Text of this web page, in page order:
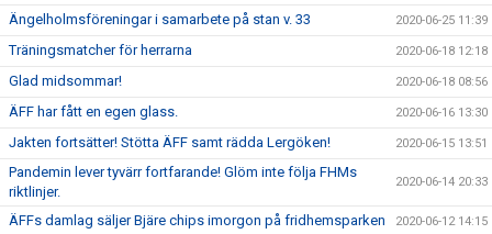
Ängelholmsföreningar i samarbete på stan v. 33 2020-06-25 11:39
Träningsmatcher för herrarna 2020-06-18 12:18
Glad midsommar! 2020-06-18 08:56
ÄFF har fått en egen glass. 2020-06-16 13:30
Jakten fortsätter! Stötta ÄFF samt rädda Lergöken! 2020-06-15 13:51
Pandemin lever tyvärr fortfarande! Glöm inte följa FHMs
riktlinjer.
2020-06-14 20:33
ÄFFs damlag säljer Bjäre chips imorgon på fridhemsparken 2020-06-12 14:15